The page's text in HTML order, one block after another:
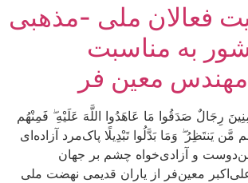
فعالان ملی -مذهبی
به مناسبت
معین فر
رِجَالٌ صَدَقُوا مَا عَاهَدُوا اللَّهَ عَلَيْهِ ۖ فَمِنْهُم
يَنتَظِرُ ۖ وَمَا بَدَّلُوا تَبْدِيلًا پاک‌مرد آزاده‌ای
و آزادی‌خواه چشم بر جهان
معین‌فر از یاران قدیمی نهضت ملی